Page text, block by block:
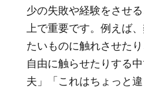
少の失敗や経験をさせ
上で重要です。例えば
たいものに触れさせた
自由に触らせたりする
夫」「これはちょっと